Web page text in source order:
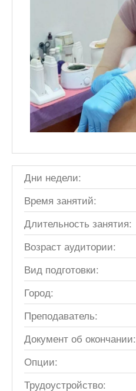
Дни недели:
Время занятий:
Длительность занятия:
Возраст аудитории:
Вид подготовки:
Город:
Преподаватель:
Документ об окончании:
Опции:
Трудоустройство: